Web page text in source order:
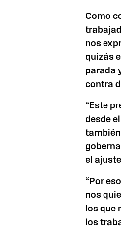
Como
nos
quizás
parada
contra
“Este
desde el
el
“Por
nos
los que
los